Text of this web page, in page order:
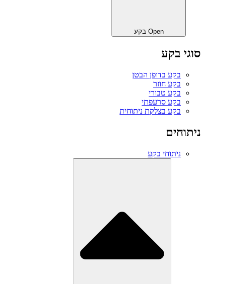
Open בקע
סוגי בקע
בקע בדופן הבטן
בקע חוזר
בקע טבורי
בקע סרעפתי
בקע בצלקת ניתוחית
ניתוחים
ניתוחי בקע